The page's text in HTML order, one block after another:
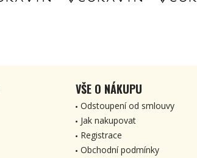
VŠE O NÁKUPU
Odstoupení od smlouvy
Jak nakupovat
Registrace
Obchodní podmínky